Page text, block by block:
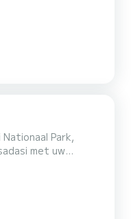
Park,
met uw
Neem contact met